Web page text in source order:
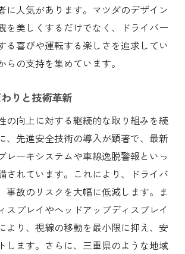
に人気があります。マツダのデザイン
を美しくするだけでなく、ドライバー
る喜びや運転する楽しさを追求してい
らの支持を集めています。
りと技術革新
の向上に対する継続的な取り組みを続
、先進安全技術の導入が顕著で、最新
レーキシステムや車線逸脱警報といっ
されています。これにより、ドライバ
事故のリスクを大幅に低減します。ま
スプレイやヘッドアップディスプレイ
より、視線の移動を最小限に抑え、安
します。さらに、三重県のような地域